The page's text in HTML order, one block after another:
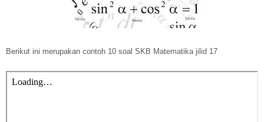
Berikut ini merupakan contoh 10 soal SKB Matematika jilid 17